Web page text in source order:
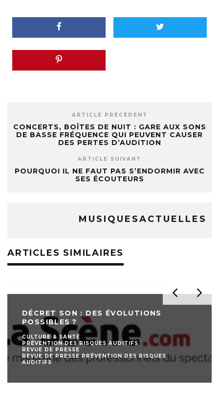
ARTICLE PRÉCÉDENT
CONCERTS, BOÎTES DE NUIT : GARE AUX SONS
DE BASSE FRÉQUENCE QUI PEUVENT CAUSER
DES PERTES D’AUDITION
ARTICLE SUIVANT
POURQUOI IL NE FAUT PAS S’ENDORMIR AVEC
SES ÉCOUTEURS
MUSIQUESACTUELLES
ARTICLES SIMILAIRES
DÉCRET SON : DES ÉVOLUTIONS
POSSIBLES ?
CULTURE & SANTÉ
PRÉVENTION DES RISQUES AUDITIFS
REVUE DE PRESSE
REVUE DE PRESSE PRÉVENTION DES RISQUES
AUDITIFS